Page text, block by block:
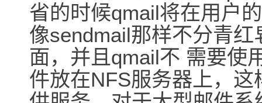
省的时候qmail将在用户
像sendmail那样不分青
面，并且qmail不 需要使
件放在NFS服务器上，